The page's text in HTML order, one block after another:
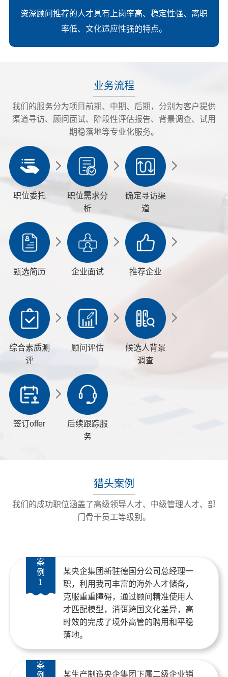
资深顾问推荐的人才具有上岗率高、稳定性强、离职
率低、文化适应性强的特点。
业务流程
我们的服务分为项目前期、中期、后期，分别为客户提供
渠道寻访、顾问面试、阶段性评估报告、背景调查、试用
期稳落地等专业化服务。
职位委托
职位需求分
析
确定寻访渠
道
甄选简历 企业面试 推荐企业
综合素质测
评
顾问评估
候选人背景
调查
签订offer
后续跟踪服
务
猎头案例
我们的成功职位涵盖了高级领导人才、中级管理人才、部
门骨干员工等级别。
案
例
1
某央企集团新驻德国分公司总经理一
职，利用我司丰富的海外人才储备，
克服重重障碍，通过顾问精准使用人
才匹配模型，消弭跨国文化差异，高
时效的完成了境外高管的聘用和平稳
落地。
案
例
某生产制造央企集团下属二级企业销